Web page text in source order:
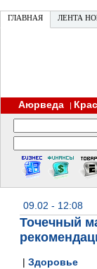
ГЛАВНАЯ ЛЕНТА
Аюрведа |
09.02 - 12:08
Точечный
| Здоровье